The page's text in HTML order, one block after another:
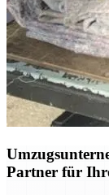
Partner für